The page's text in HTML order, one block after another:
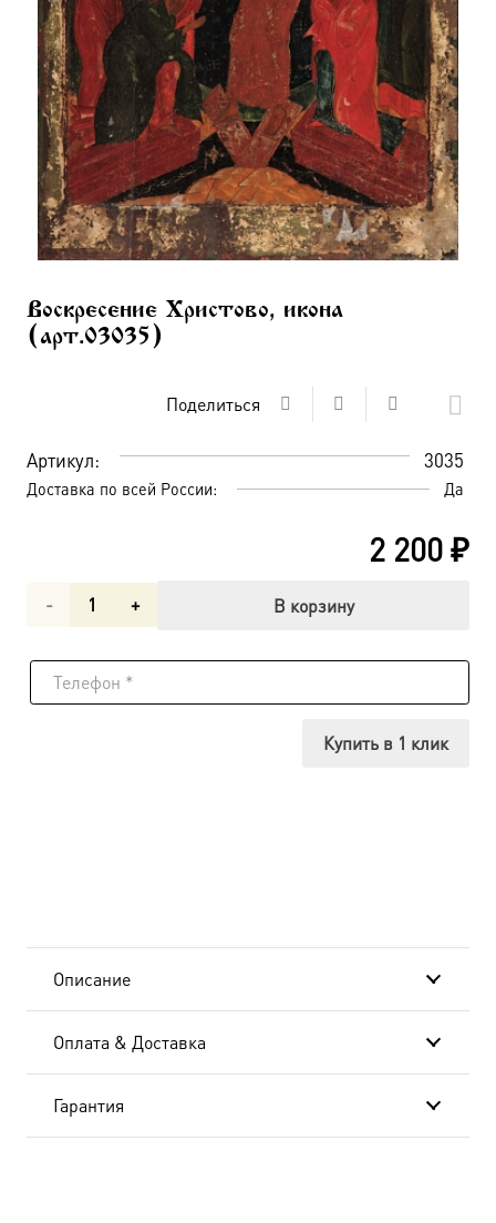
Воскресение Христово, икона
(арт.03035)
Поделиться
Артикул: 3035
Доставка по всей России: Да
2 200₽
Количество
Воскресение
В корзину
Купить в 1 клик
Описание
Оплата & Доставка
Гарантия